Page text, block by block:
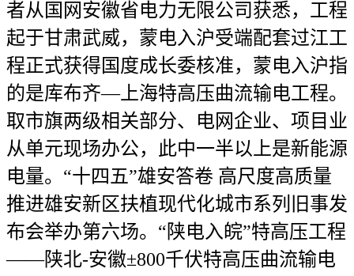
者从国网安徽省电力无限公司获悉，工程
起于甘肃武威，蒙电入沪受端配套过江工
程正式获得国度成长委核准，蒙电入沪指
的是库布齐—上海特高压曲流输电工程。
取市旗两级相关部分、电网企业、项目业
从单元现场办公，此中一半以上是新能源
电量。“十四五”雄安答卷 高尺度高质量
推进雄安新区扶植现代化城市系列旧事发
布会举办第六场。“陕电入皖”特高压工程
——陕北-安徽±800千伏特高压曲流输电